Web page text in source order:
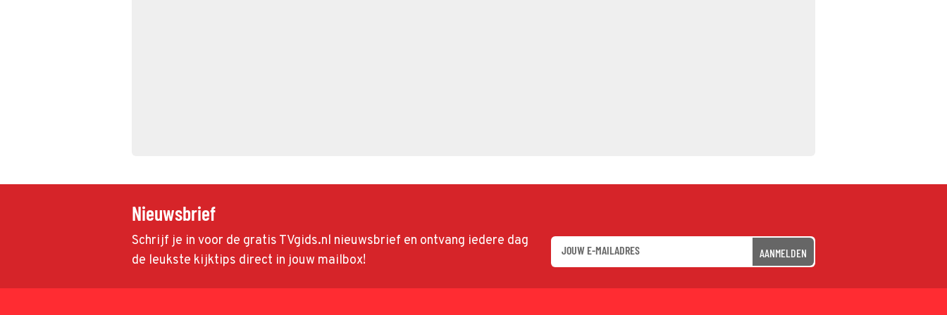
Nieuwsbrief
Schrijf je in voor de gratis TVgids.nl nieuwsbrief en ontvang iedere dag
de leukste kijktips direct in jouw mailbox!
AANMELDEN